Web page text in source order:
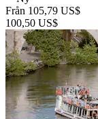
Från 105,79 US$
100,50 US$